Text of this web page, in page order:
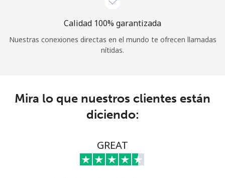
Calidad 100% garantizada
Nuestras conexiones directas en el mundo te ofrecen llamadas
nítidas.
Mira lo que nuestros clientes están
diciendo:
GREAT